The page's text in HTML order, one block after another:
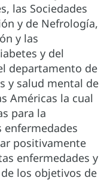
las Sociedades
y de Nefrología,
y las
y del
departamento de
y salud mental de
Américas la cual
para la
enfermedades
positivamente
enfermedades y
los objetivos de